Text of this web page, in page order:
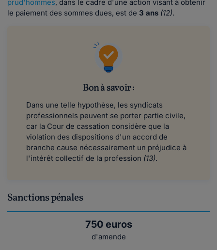
prud'hommes, dans le cadre d'une action visant à obtenir
le paiement des sommes dues, est de 3 ans (12).
Bon à savoir :
Dans une telle hypothèse, les syndicats
professionnels peuvent se porter partie civile,
car la Cour de cassation considère que la
violation des dispositions d'un accord de
branche cause nécessairement un préjudice à
l'intérêt collectif de la profession (13).
Sanctions pénales
750 euros
d'amende